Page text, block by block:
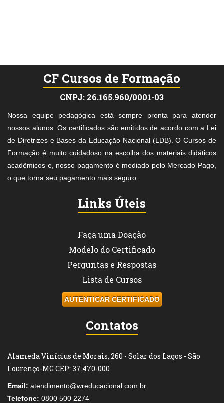
CF Cursos de Formação
CNPJ: 26.165.960/0001-03
Nossa equipe pedagógica está sempre pronta para atender
nossos alunos. Os certificados são emitidos de acordo com a Lei
de Diretrizes e Bases da Educação Nacional (LDB). O Cursos de
Formação é muito cuidadoso na escolha dos materiais didáticos
acadêmicos e, nosso pagamento é mediado pelo Mercado Pago,
o que torna seu pagamento mais seguro.
Links Úteis
Faça uma Doação
Modelo do Certificado
Perguntas e Respostas
Lista de Cursos
AUTENTICAR CERTIFICADO
Contatos
Alameda Vinícius de Morais, 260 - Solar dos Lagos - São
Lourenço-MG CEP: 37.470-000
Email: atendimento@wreducacional.com.br
Telefone: 0800 500 2274